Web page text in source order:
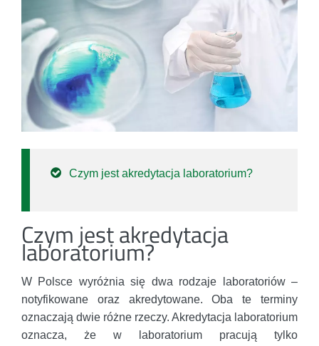
Czym jest akredytacja laboratorium?
Czym jest akredytacja
laboratorium?
W Polsce wyróżnia się dwa rodzaje laboratoriów –
notyfikowane oraz akredytowane. Oba te terminy
oznaczają dwie różne rzeczy. Akredytacja laboratorium
oznacza, że w laboratorium pracują tylko